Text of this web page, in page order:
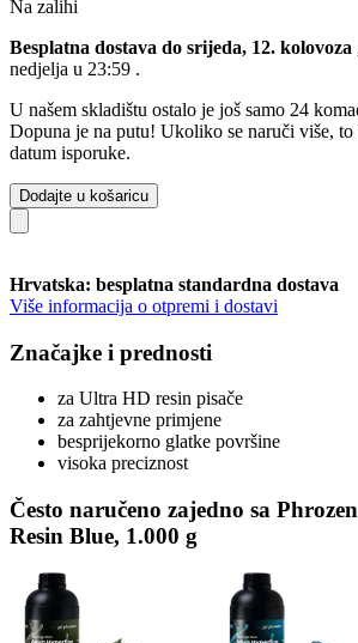
Na zalihi
Besplatna dostava do srijeda, 12. kolovoza
nedjelja u 23:59 .
U našem skladištu ostalo je još samo 24
Dopuna je na putu! Ukoliko se naruči više,
datum isporuke.
Dodajte u košaricu
Hrvatska: besplatna standardna dostava
Više informacija o otpremi i dostavi
Značajke i prednosti
za Ultra HD resin pisače
za zahtjevne primjene
besprijekorno glatke površine
visoka preciznost
Često naručeno zajedno sa
Resin Blue, 1.000 g